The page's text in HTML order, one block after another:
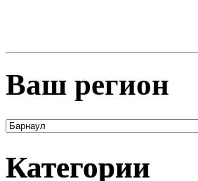
Ваш регион
Категории